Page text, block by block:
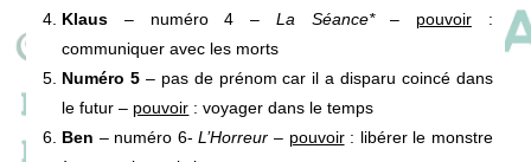
Klaus – numéro 4 – La Séance*– pouvoir:
communiquer avec les morts
Numéro 5 – pas de prénom car il a disparu coincé dans
le futur – pouvoir : voyager dans le temps
Ben – numéro 6-L’Horreur – pouvoir: libérer le monstre